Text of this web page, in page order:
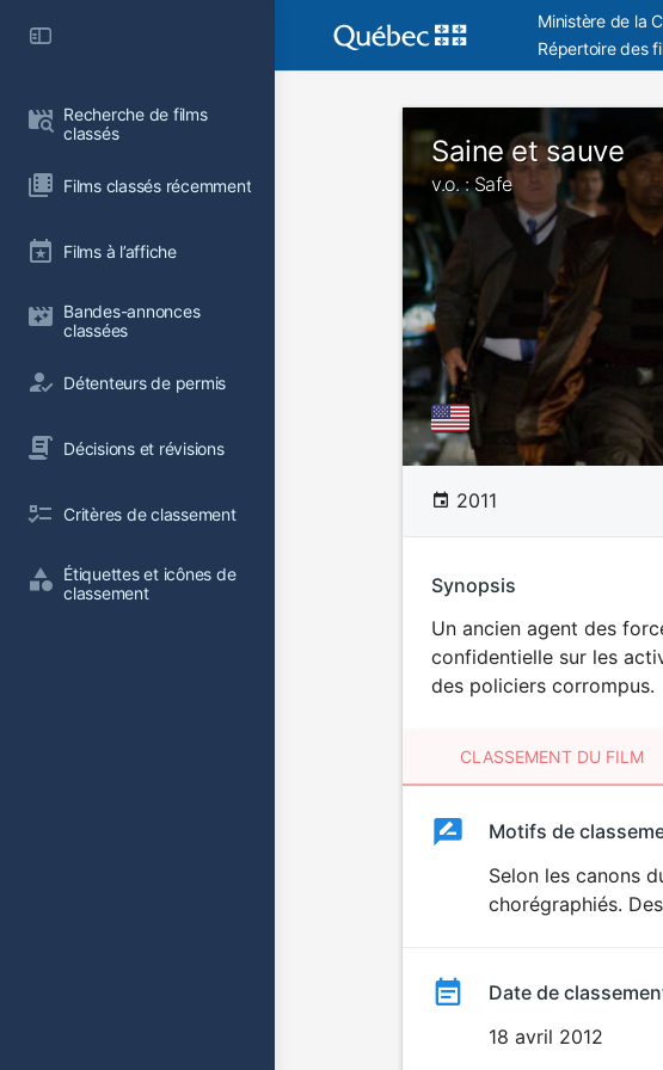
Recherche de films
classés
Films classés récemment
Films à l’affiche
Bandes-annonces
classées
Détenteurs de permis
Décisions et révisions
Critères de classement
Étiquettes et icônes de
classement
Ministère de la
Répertoire des
Saine et sauve
v.o. : Safe
2011
Synopsis
Un ancien agent des
confidentielle sur les
des policiers corrompus.
CLASSEMENT DU FILM
ClassementClassement
Motifs de
Selon les canons
chorégraphiés.
Date de
18 avril 2012